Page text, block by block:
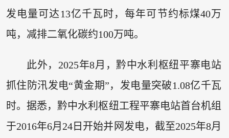
发电量可达13亿千瓦时，每年可节约标煤40万
吨，减排二氧化碳约100万吨。
此外，2025年8月，黔中水利枢纽平寨电站
抓住防汛发电“黄金期”，发电量突破1.08亿千瓦
时。据悉，黔中水利枢纽工程平寨电站首台机组
于2016年6月24日开始并网发电，截至2025年8月